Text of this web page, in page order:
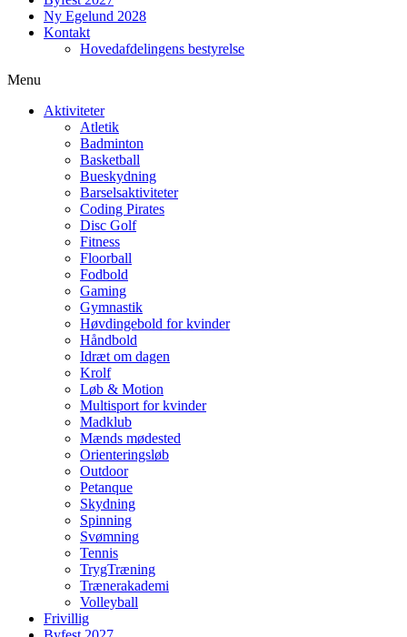
Ny Egelund 2028
Kontakt
Hovedafdelingens bestyrelse
Menu
Aktiviteter
Atletik
Badminton
Basketball
Bueskydning
Barselsaktiviteter
Coding Pirates
Disc Golf
Fitness
Floorball
Fodbold
Gaming
Gymnastik
Høvdingebold for kvinder
Håndbold
Idræt om dagen
Krolf
Løb & Motion
Multisport for kvinder
Madklub
Mænds mødested
Orienteringsløb
Outdoor
Petanque
Skydning
Spinning
Svømning
Tennis
TrygTræning
Trænerakademi
Volleyball
Frivillig